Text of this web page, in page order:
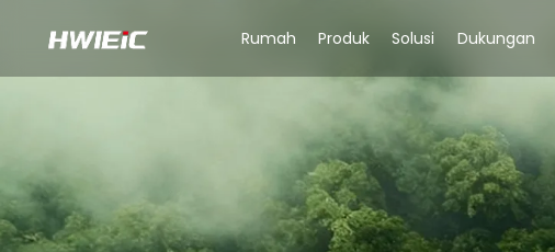
Rumah Produk Solusi Dukungan